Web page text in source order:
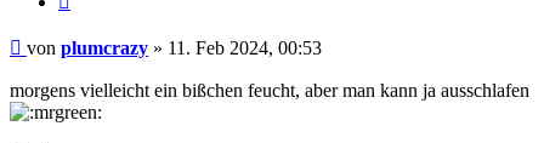
Beitrag
von plumcrazy » 11. Feb 2024, 00:53
morgens vielleicht ein bißchen feucht, aber man kann ja ausschlafen